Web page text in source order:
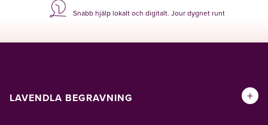
Snabb hjälp lokalt och digitalt. Jour dygnet runt
LAVENDLA BEGRAVNING +